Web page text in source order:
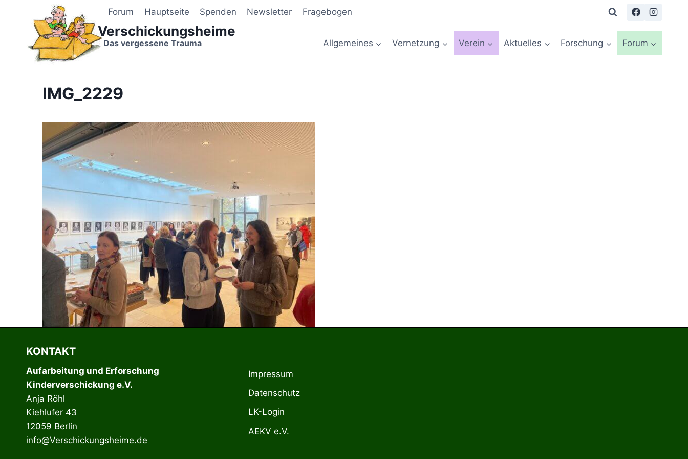
Forum Hauptseite Spenden Newsletter Fragebogen
Verschickungsheime
Das vergessene Trauma Allgemeines Vernetzung Verein Aktuelles Forschung Forum
IMG_2229
KONTAKT
Aufarbeitung und Erforschung
Kinderverschickung e.V.
Anja Röhl
Kiehlufer 43
12059 Berlin
info@Verschickungsheime.de
Impressum
Datenschutz
LK-Login
AEKV e.V.